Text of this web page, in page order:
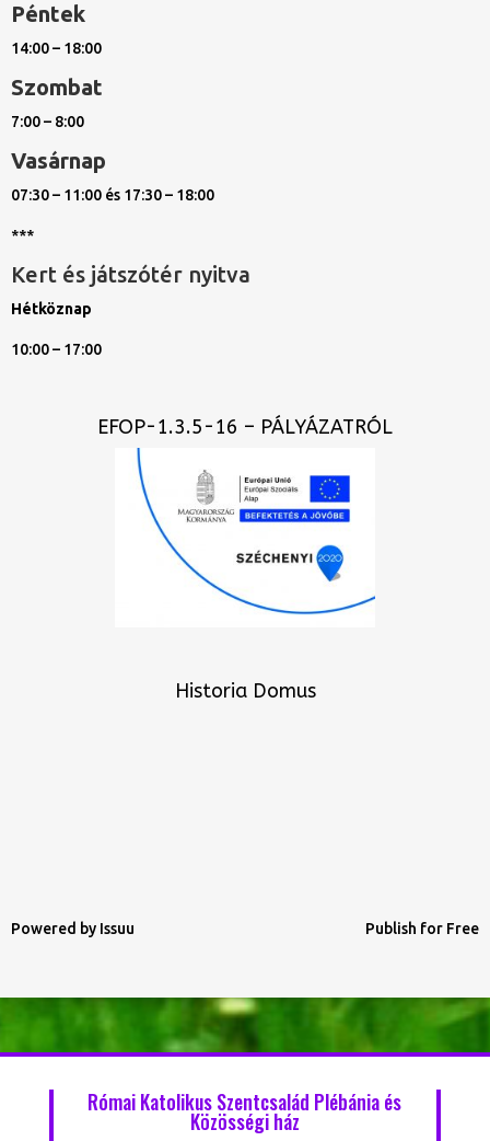
Péntek
14:00 – 18:00
Szombat
7:00 – 8:00
Vasárnap
07:30 – 11:00 és 17:30 – 18:00
***
Kert és játszótér nyitva
Hétköznap
10:00 – 17:00
EFOP-1.3.5-16 – PÁLYÁZATRÓL
Historia Domus
Powered by Issuu Publish for Free
Római Katolikus Szentcsalád Plébánia és
Közösségi ház